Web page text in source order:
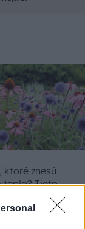
ktoré znesú
teplo? Tieto
na miesta, na
svieti celý